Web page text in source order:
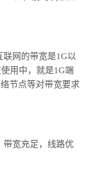
网的带宽是1G以
用中，就是1G端
节点等对带宽要求
带宽充足，线路优